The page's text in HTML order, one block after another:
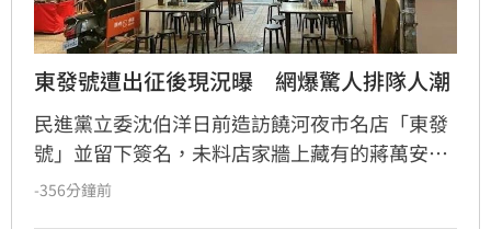
東發號遭出征後現況曝　網爆驚人排隊人潮
民進黨立委沈伯洋日前造訪饒河夜市名店「東發
號」並留下簽名，未料店家牆上藏有的蔣萬安舊
簽名意外曝光，引發網路熱議，更導致店家遭不
-356分鐘前